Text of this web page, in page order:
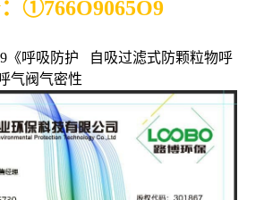
①766O9065O9
《呼吸防护 自吸过滤式防颗粒物呼
气阀气密性